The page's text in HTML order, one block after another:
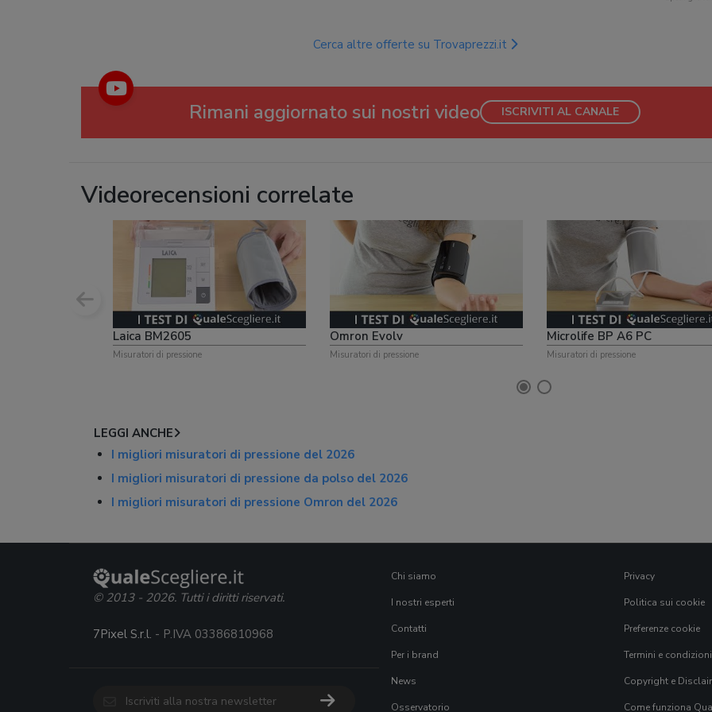
Cerca altre offerte su Trovaprezzi.it
Rimani aggiornato sui nostri video ISCRIVITI AL CANALE
Videorecensioni correlate
Laica BM2605
Misuratori di pressione
Omron Evolv
Misuratori di pressione
Microlife BP A6 PC
Misuratori di pressione
LEGGI ANCHE
I migliori misuratori di pressione del 2026
I migliori misuratori di pressione da polso del 2026
I migliori misuratori di pressione Omron del 2026
© 2013 - 2026. Tutti i diritti riservati.
7Pixel S.r.l. - P.IVA 03386810968
Chi siamo
I nostri esperti
Contatti
Per i brand
News
Osservatorio
Privacy
Politica sui cookie
Preferenze cookie
Termini e
Copyright e
Come funziona